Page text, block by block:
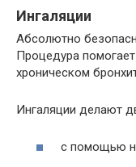
Ингаляции
Абсолютно
Процедура
хроническом
Ингаляции делают
с помощью